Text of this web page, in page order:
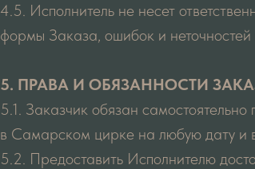
4.5. Исполнитель не несет
формы Заказа, ошибок и
5. ПРАВА И ОБЯЗАННОСТИ
5.1. Заказчик обязан
в Самарском цирке на любую дату и
5.2. Предоставить Исполнителю